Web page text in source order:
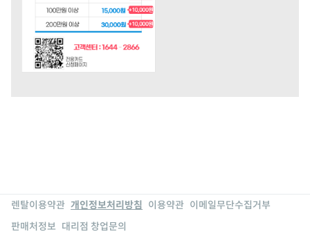
렌탈이용약관 개인정보처리방침 이용약관 이메일무단수집거부
판매처정보 대리점 창업문의